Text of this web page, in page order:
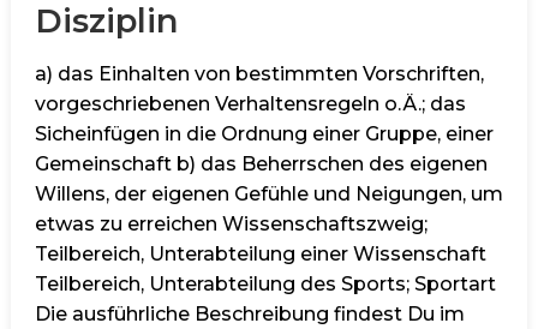
Disziplin
a) das Einhalten von bestimmten Vorschriften,
vorgeschriebenen Verhaltensregeln o.Ä.; das
Sicheinfügen in die Ordnung einer Gruppe, einer
Gemeinschaft b) das Beherrschen des eigenen
Willens, der eigenen Gefühle und Neigungen, um
etwas zu erreichen Wissenschaftszweig;
Teilbereich, Unterabteilung einer Wissenschaft
Teilbereich, Unterabteilung des Sports; Sportart
Die ausführliche Beschreibung findest Du im